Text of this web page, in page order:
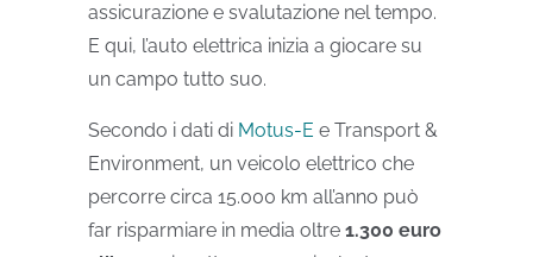
assicurazione e svalutazione nel tempo.
E qui, l’auto elettrica inizia a giocare su
un campo tutto suo.
Secondo i dati di Motus-E e Transport &
Environment, un veicolo elettrico che
percorre circa 15.000 km all’anno può
far risparmiare in media oltre 1.300 euro